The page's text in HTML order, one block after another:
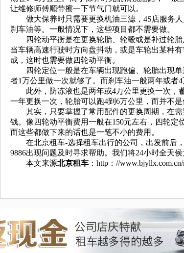
让维修师傅顺带擦一下节气门就可以。
做大保养时只需要更换机油三滤，4S店服务人
刹车油等。一般情况下，这些项目都不需要做。
四轮动平衡是在更换轮胎、轮毂或是补过轮胎
当车辆高速行驶时方向盘抖动，或是车轮出某种
成，这时也需要做四轮动平衡。
四轮定位一般是在车辆出现跑偏、轮胎出现单
者1万公里做一次就够了。而刹车油一般两年或者
此外，防冻液也是两年或4万公里更换一次，
一年更换一次，轮胎可以跑4到6万公里，而并不
其实，只要掌握了常用配件的更换周期，在需
钱。像四轮动平衡费用一般在150元左右，四轮定
而这些都做下来的话也是一笔不小的费用。
在北京租车-选择租车出行的公司，出发前后，
9886出现问题及时寻求帮助。我们将24小时全天侯
本文来源北京租车 ：http：//